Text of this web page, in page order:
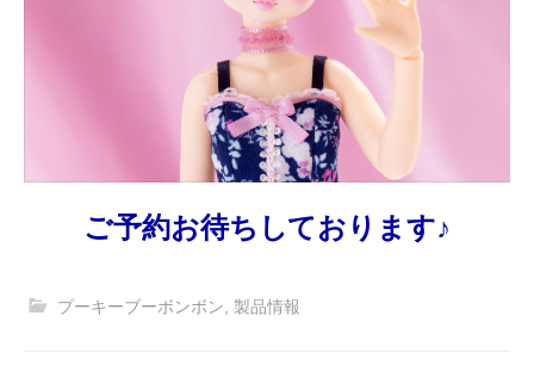
ご予約お待ちしております♪
プーキーブーボンボン 製品情報